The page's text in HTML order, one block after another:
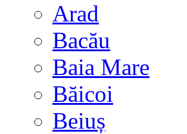
Arad
Bacău
Baia Mare
Băicoi
Beiuș